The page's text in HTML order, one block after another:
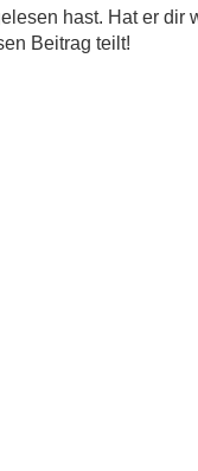
hast. Hat er dir
Beitrag teilt!